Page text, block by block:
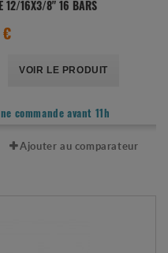
12/16X3/8" 16 BARS
€
VOIR LE PRODUIT
commande avant 11h
Ajouter au comparateur